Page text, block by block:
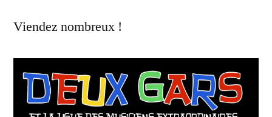
Viendez nombreux !